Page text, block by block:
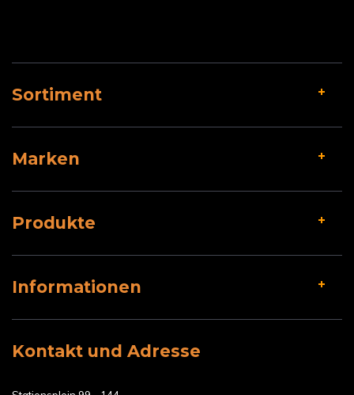
Sortiment
Marken
Produkte
Informationen
Kontakt und Adresse